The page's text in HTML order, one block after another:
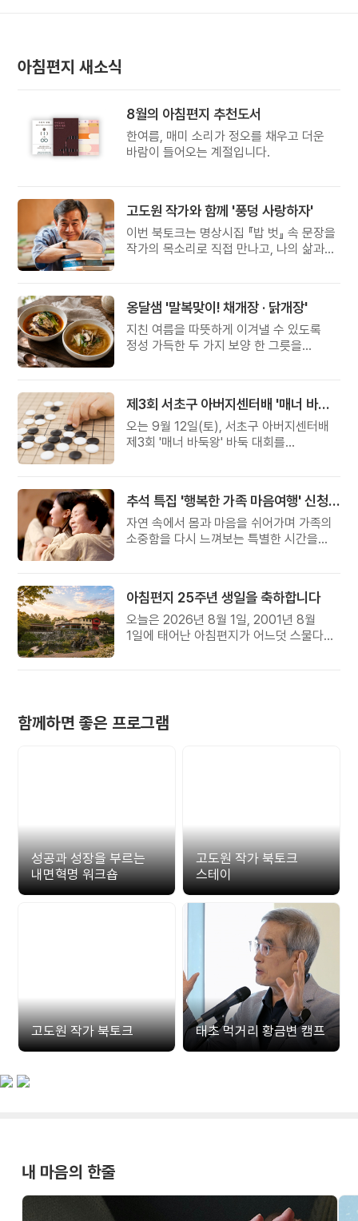
아침편지 새소식
8월의 아침편지 추천도서
한여름, 매미 소리가 정오를 채우고 더운
바람이 들어오는 계절입니다.
고도원 작가와 함께 '풍덩 사랑하자'
이번 북토크는 명상시집 『밥 벗』 속 문장을
작가의 목소리로 직접 만나고, 나의 삶과
옹달샘 '말복맞이! 채개장 · 닭개장'
지친 여름을 따뜻하게 이겨낼 수 있도록
정성 가득한 두 가지 보양 한 그릇을
제3회 서초구 아버지센터배 '매너 바둑왕' 대회
오는 9월 12일(토), 서초구 아버지센터배
제3회 '매너 바둑왕' 바둑 대회를
추석 특집 '행복한 가족 마음여행' 신청 안내
자연 속에서 몸과 마음을 쉬어가며 가족의
소중함을 다시 느껴보는 특별한 시간을
아침편지 25주년 생일을 축하합니다
오늘은 2026년 8월 1일, 2001년 8월
1일에 태어난 아침편지가 어느덧 스물다섯
함께하면 좋은 프로그램
성공과 성장을 부르는
내면혁명 워크숍
고도원 작가 북토크
스테이
고도원 작가 북토크 태초 먹거리 황금변 캠프
내 마음의 한줄